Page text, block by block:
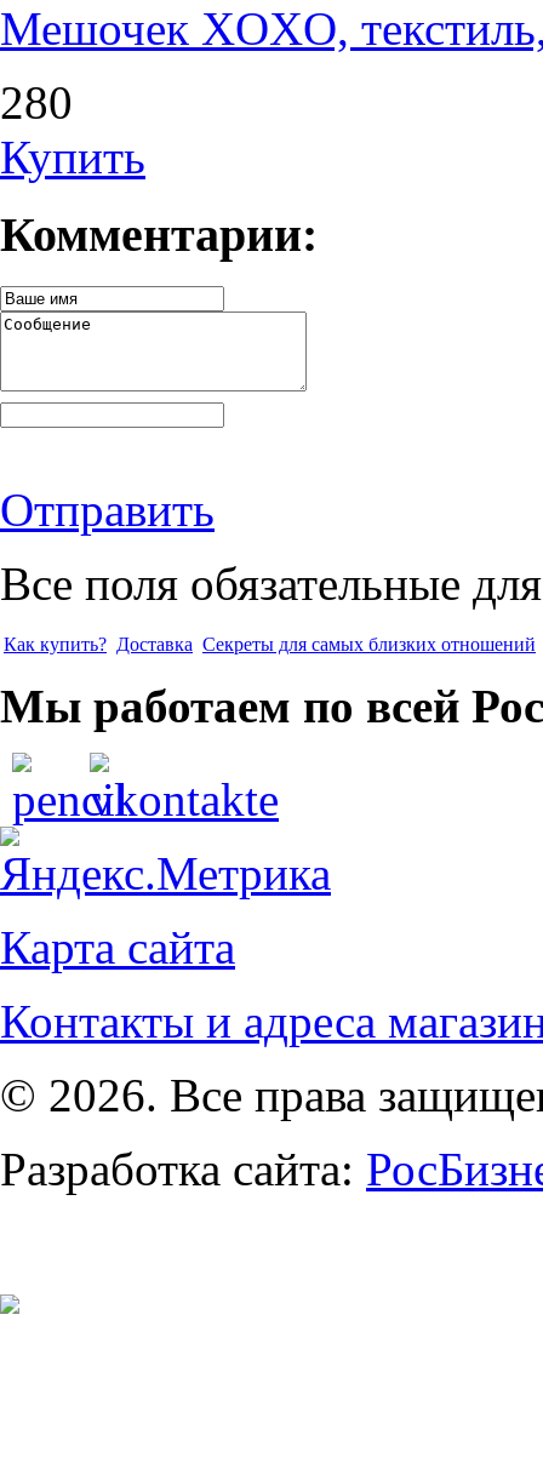
Мешочек XOXO,
280
Купить
Комментарии:
Отправить
Все поля обязательные
Как купить? Доставка Секреты для самых близких отношений
Мы работаем по всей
Карта сайта
Контакты и адреса
© 2026. Все права
Разработка сайта: